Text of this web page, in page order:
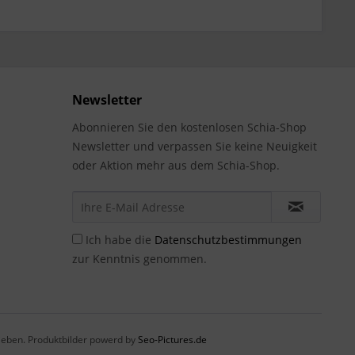
Newsletter
Abonnieren Sie den kostenlosen Schia-Shop
Newsletter und verpassen Sie keine Neuigkeit
oder Aktion mehr aus dem Schia-Shop.
Ich habe die Datenschutzbestimmungen
zur Kenntnis genommen.
Produktbilder powerd by Seo-Pictures.de